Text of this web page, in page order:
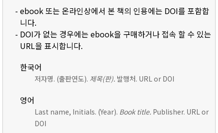
- ebook 또는 온라인상에서 본 책의 인용에는 DOI를 포함합
니다.
- DOI가 없는 경우에는 ebook을 구매하거나 접속 할 수 있는
URL을 표시합니다.
한국어
저자명. (출판연도). 제목(판). 발행처. URL or DOI
영어
Last name, Initials. (Year). Book title. Publisher. URL or
DOI